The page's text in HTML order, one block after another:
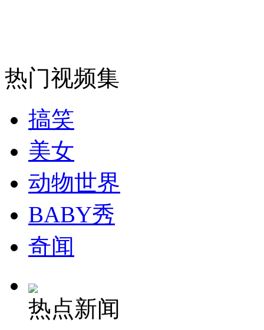
走！跟着总书记去植树
消防员救轻生者
纽约上演“枕头大战”
热门视频集
搞笑
美女
动物世界
BABY秀
奇闻
热点新闻